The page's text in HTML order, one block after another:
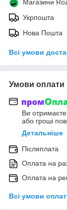
Магазини
Укрпошта
Нова Пошта
Всі умови
Умови оплати
Ви
або гроші
Детальніше
Післяплата
Оплата на
Оплата на
Всі умови